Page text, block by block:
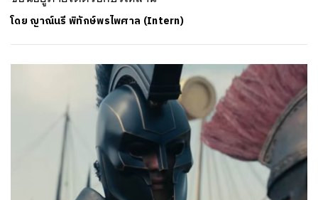
โดย ญาณ์นรี พิทักษ์พรไพศาล (Intern)